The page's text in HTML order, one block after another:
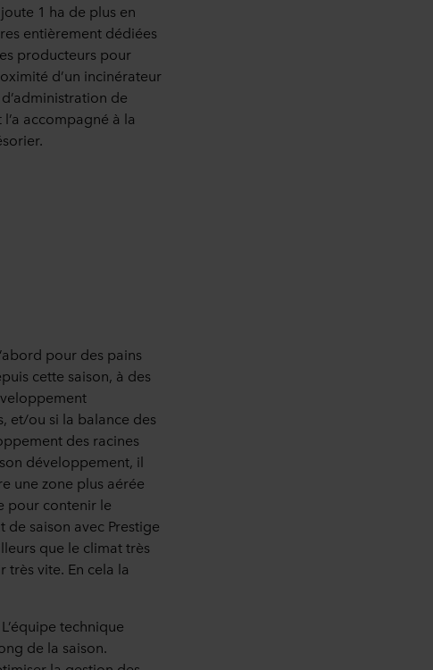
1 ha de plus en
entièrement dédiées
producteurs pour
d’un incinérateur
de
accompagné à la
pour des pains
cette saison, à des
et/ou si la balance des
des racines
développement, il
une zone plus aérée
pour contenir le
saison avec Prestige
que le climat très
vite. En cela la
technique
de la saison.